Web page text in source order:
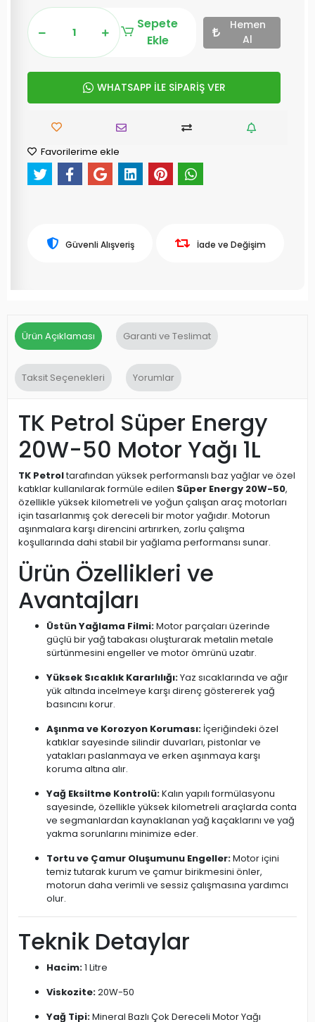
Sepete
Ekle
Hemen
Al
WHATSAPP İLE SİPARİŞ VER
Favorilerime ekle
Güvenli Alışveriş İade ve Değişim
Ürün Açıklaması Garanti ve Teslimat
Taksit Seçenekleri Yorumlar
TK Petrol Süper Energy
20W-50 Motor Yağı 1L
TK Petroltarafından yüksek performanslı baz yağlar ve özel
katıklar kullanılarak formüle edilen Süper Energy 20W-50,
özellikle yüksek kilometreli ve yoğun çalışan araç motorları
için tasarlanmış çok dereceli bir motor yağıdır. Motorun
aşınmalara karşı direncini artırırken, zorlu çalışma
koşullarında dahi stabil bir yağlama performansı sunar.
Ürün Özellikleri ve
Avantajları
Üstün Yağlama Filmi:Motor parçaları üzerinde
güçlü bir yağ tabakası oluşturarak metalin metale
sürtünmesini engeller ve motor ömrünü uzatır.
Yüksek Sıcaklık Kararlılığı:Yaz sıcaklarında ve ağır
yük altında incelmeye karşı direnç göstererek yağ
basıncını korur.
Aşınma ve Korozyon Koruması: İçeriğindeki özel
katıklar sayesinde silindir duvarları, pistonlar ve
yatakları paslanmaya ve erken aşınmaya karşı
koruma altına alır.
Yağ Eksiltme Kontrolü:Kalın yapılı formülasyonu
sayesinde, özellikle yüksek kilometreli araçlarda conta
ve segmanlardan kaynaklanan yağ kaçaklarını ve yağ
yakma sorunlarını minimize eder.
Tortu ve Çamur Oluşumunu Engeller:Motor içini
temiz tutarak kurum ve çamur birikmesini önler,
motorun daha verimli ve sessiz çalışmasına yardımcı
olur.
Teknik Detaylar
Hacim:1 Litre
Viskozite:20W-50
Yağ Tipi:Mineral Bazlı Çok Dereceli Motor Yağı